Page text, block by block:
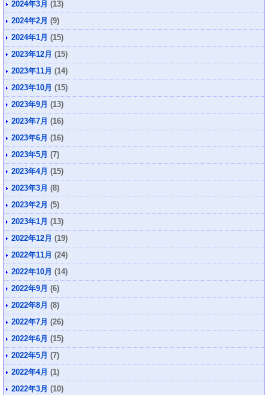
2024年3月 (13)
2024年2月 (9)
2024年1月 (15)
2023年12月 (15)
2023年11月 (14)
2023年10月 (15)
2023年9月 (13)
2023年7月 (16)
2023年6月 (16)
2023年5月 (7)
2023年4月 (15)
2023年3月 (8)
2023年2月 (5)
2023年1月 (13)
2022年12月 (19)
2022年11月 (24)
2022年10月 (14)
2022年9月 (6)
2022年8月 (8)
2022年7月 (26)
2022年6月 (15)
2022年5月 (7)
2022年4月 (1)
2022年3月 (10)